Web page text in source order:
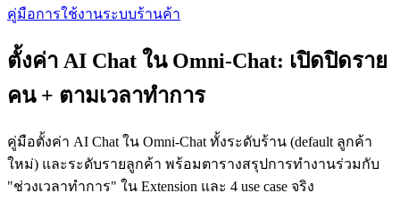
คู่มือการใช้งานระบบร้านค้า
ตั้งค่า AI Chat ใน Omni-Chat: เปิดปิดราย
คน + ตามเวลาทำการ
คู่มือตั้งค่า AI Chat ใน Omni-Chat ทั้งระดับร้าน (default ลูกค้า
ใหม่) และระดับรายลูกค้า พร้อมตารางสรุปการทำงานร่วมกับ
"ช่วงเวลาทำการ" ใน Extension และ 4 use case จริง